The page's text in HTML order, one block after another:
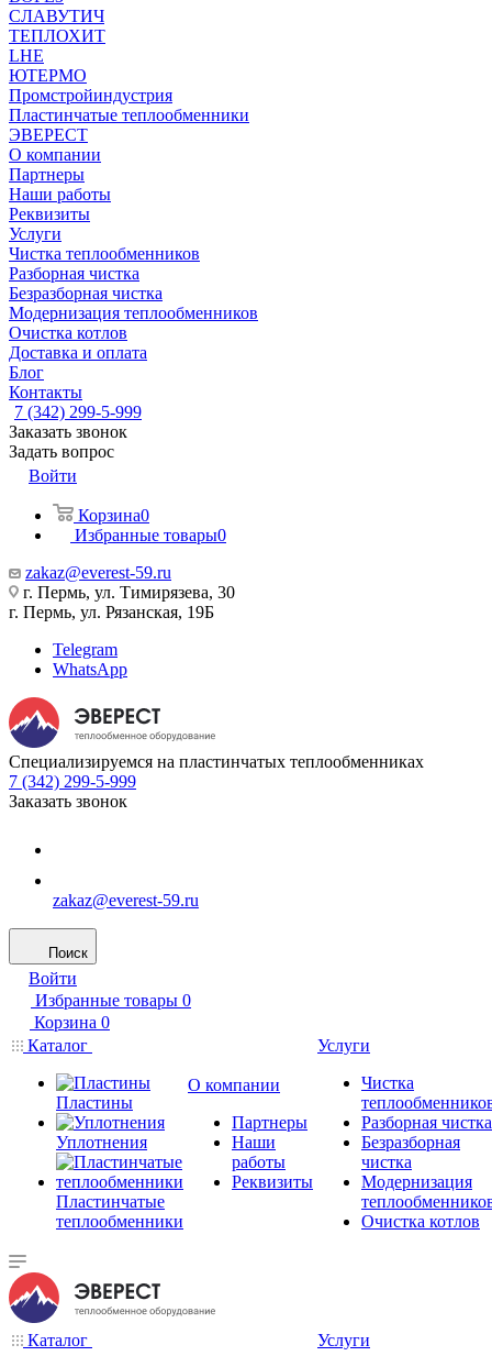
СЛАВУТИЧ
ТЕПЛОХИТ
LHE
ЮТЕРМО
Промстройиндустрия
Пластинчатые теплообменники
ЭВЕРЕСТ
О компании
Партнеры
Наши работы
Реквизиты
Услуги
Чистка теплообменников
Разборная чистка
Безразборная чистка
Модернизация теплообменников
Очистка котлов
Доставка и оплата
Блог
Контакты
7 (342) 299-5-999
Заказать звонок
Задать вопрос
Войти
Корзина0
Избранные товары0
zakaz@everest-59.ru
г. Пермь, ул. Тимирязева, 30
г. Пермь, ул. Рязанская, 19Б
Telegram
WhatsApp
Специализируемся на пластинчатых теплообменниках
7 (342) 299-5-999
Заказать звонок
zakaz@everest-59.ru
Поиск
Войти
Избранные товары 0
Корзина 0
Каталог
Пластины
Уплотнения
Пластинчатые
теплообменники
О компании
Партнеры
Наши
работы
Реквизиты
Услуги
Чистка
Разборная чистка
Безразборная
чистка
Модернизация
Очистка котлов
Каталог
Услуги